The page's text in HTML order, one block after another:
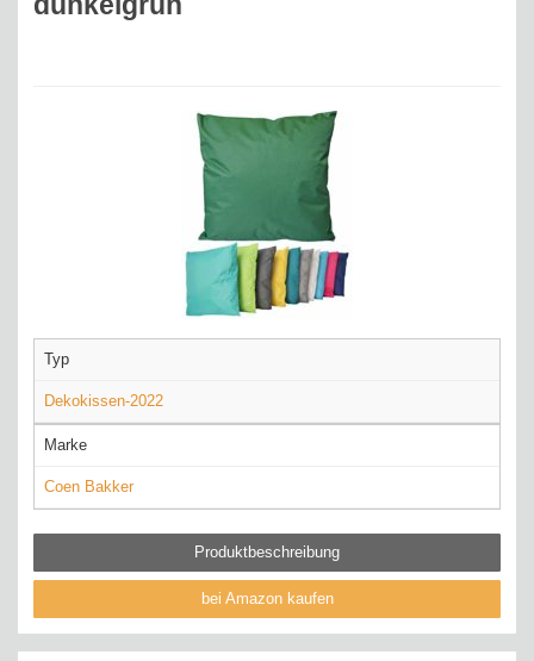
Typ
Dekokissen-2022
Marke
Coen Bakker
Produktbeschreibung
bei Amazon kaufen